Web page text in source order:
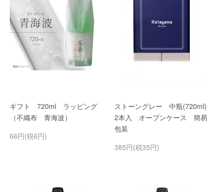
ギフト 720ml ラッピング
（不織布 青海波）
66円(税6円)
ストーングレー 中瓶(720ml)
2本入 オープンケース 簡易
包装
385円(税35円)